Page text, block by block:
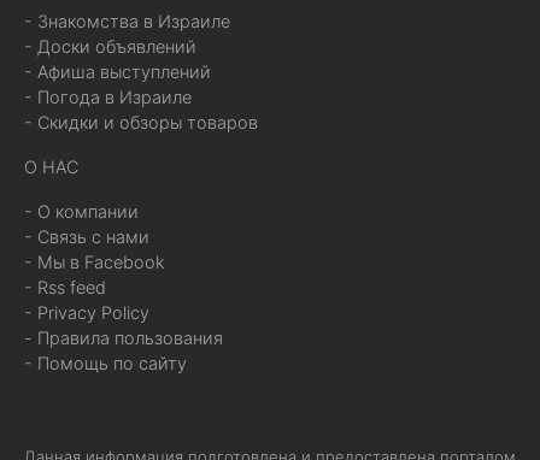
- Знакомства в Израиле
- Доски объявлений
- Афиша выступлений
- Погода в Израиле
- Скидки и обзоры товаров
О НАС
- О компании
- Связь с нами
- Мы в Facebook
- Rss feed
- Privacy Policy
- Правила пользования
- Помощь по сайту
Данная информация подготовлена и предоставлена порталом